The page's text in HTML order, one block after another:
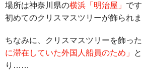
場所は神奈川県の横浜「明治屋」 で
初めてのクリスマスツリーが飾られま
ちなみに、クリスマスツリーを飾っ
に滞在していた外国人船員のため」
り……